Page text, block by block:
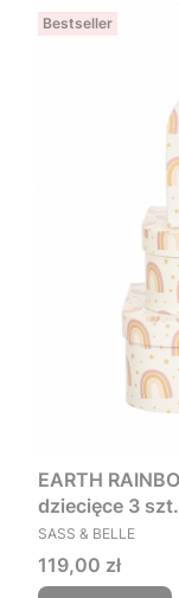
Bestseller
EARTH
dziecięce 3
PRODUCENT
SASS & BELLE
Cena
119,00 zł